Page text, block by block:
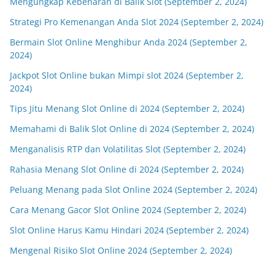
Strategi Pro Kemenangan Anda Slot 2024 (September 2, 2024)
Bermain Slot Online Menghibur Anda 2024 (September 2,
2024)
Jackpot Slot Online bukan Mimpi slot 2024 (September 2,
2024)
Tips Jitu Menang Slot Online di 2024 (September 2, 2024)
Memahami di Balik Slot Online di 2024 (September 2, 2024)
Menganalisis RTP dan Volatilitas Slot (September 2, 2024)
Rahasia Menang Slot Online di 2024 (September 2, 2024)
Peluang Menang pada Slot Online 2024 (September 2, 2024)
Cara Menang Gacor Slot Online 2024 (September 2, 2024)
Slot Online Harus Kamu Hindari 2024 (September 2, 2024)
Mengenal Risiko Slot Online 2024 (September 2, 2024)